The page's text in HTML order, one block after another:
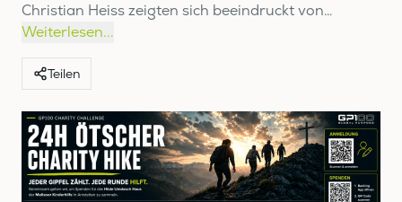
Christian Heiss zeigten sich beeindruckt von…
Weiterlesen...
Teilen